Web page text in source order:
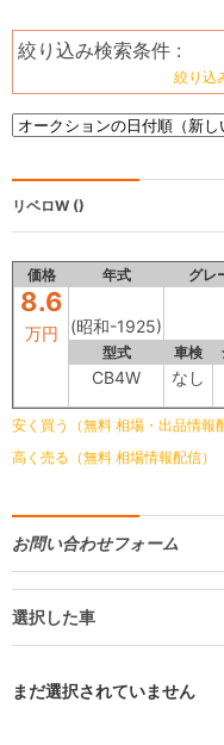
絞り込み検索条件 :
絞り込
リベロW ()
価格 年式 グレ
8.6
万円 (昭和-1925)
型式 車検
CB4W なし
安く買う（無料 相場・出品情報
高く売る（無料 相場情報配信）
お問い合わせフォーム
選択した車
まだ選択されていません